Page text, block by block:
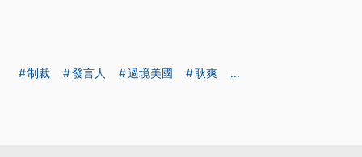
制裁 發言人 過境美國 耿爽 ...